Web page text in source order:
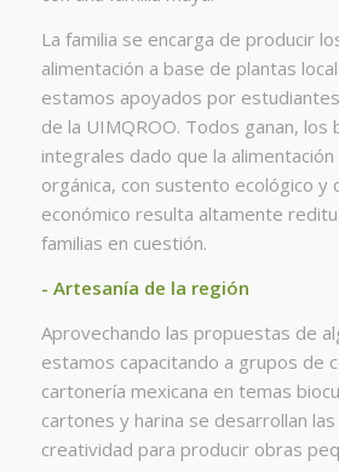
La familia se encarga de producir
alimentación a base de plantas
estamos apoyados por
de la UIMQROO. Todos ganan, los
integrales dado que la
orgánica, con sustento ecológico y
económico resulta altamente
familias en cuestión.
- Artesanía de la región
Aprovechando las propuestas de
estamos capacitando a grupos de
cartonería mexicana en temas
cartones y harina se desarrollan
creatividad para producir obras